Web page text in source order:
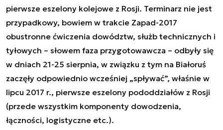
pierwsze eszelony kolejowe z Rosji. Terminarz nie jest
przypadkowy, bowiem w trakcie Zapad-2017
obustronne ćwiczenia dowództw, służb technicznych i
tyłowych – słowem faza przygotowawcza – odbyły się
w dniach 21-25 sierpnia, w związku z tym na Białoruś
zaczęły odpowiednio wcześniej „spływać”, właśnie w
lipcu 2017 r., pierwsze eszelony pododdziałów z Rosji
(przede wszystkim komponenty dowodzenia,
łączności, logistyczne etc.).